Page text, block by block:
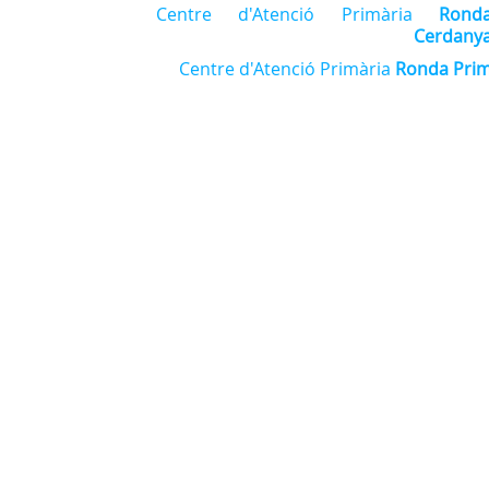
Centre d'Atenció Primària
Centre d'Atenció Primària Ronda